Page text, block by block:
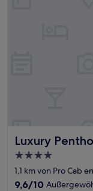
Luxury
Luxury
4.0-
Sterne-
Unterkunft
1,1 km von Pro Cab
9.6
9,6/10